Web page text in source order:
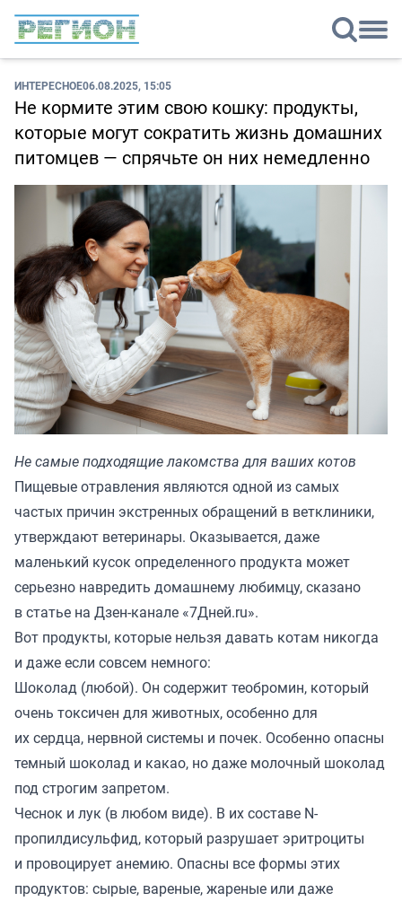
ИНТЕРЕСНОЕ06.08.2025, 15:05
Не кормите этим свою кошку: продукты,
которые могут сократить жизнь домашних
питомцев — спрячьте он них немедленно
Не самые подходящие лакомства для ваших котов
Пищевые отравления являются одной из самых
частых причин экстренных обращений в ветклиники,
утверждают ветеринары. Оказывается, даже
маленький кусок определенного продукта может
серьезно навредить домашнему любимцу, сказано
в статье на Дзен-канале «7Дней.ru».
Вот продукты, которые нельзя давать котам никогда
и даже если совсем немного:
Шоколад (любой). Он содержит теобромин, который
очень токсичен для животных, особенно для
их сердца, нервной системы и почек. Особенно опасны
темный шоколад и какао, но даже молочный шоколад
под строгим запретом.
Чеснок и лук (в любом виде). В их составе N-
пропилдисульфид, который разрушает эритроциты
и провоцирует анемию. Опасны все формы этих
продуктов: сырые, вареные, жареные или даже